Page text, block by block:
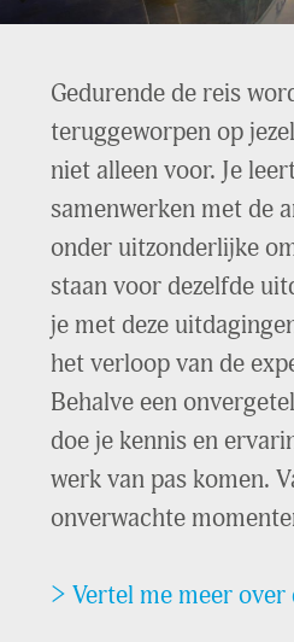
Gedurende de reis
teruggeworpen op
niet alleen voor. Je
samenwerken met de
onder uitzonderlijke
staan voor dezelfde
je met deze
het verloop van de
Behalve een
doe je kennis en
werk van pas komen.
onverwachte
> Vertel me meer over
> Wat kun je voor